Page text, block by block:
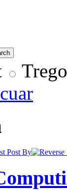
Post By